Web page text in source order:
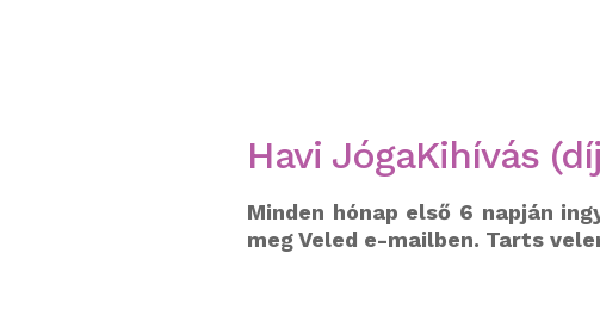
Havi JógaKihívás
Minden hónap első 6 napján
meg Veled e-mailben. Tarts